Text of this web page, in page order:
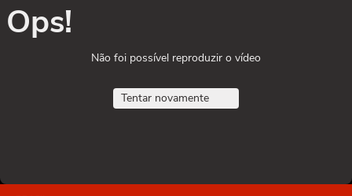
Ops!
Não foi possível reproduzir o vídeo
Tentar novamente